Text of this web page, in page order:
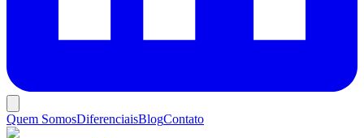
Quem SomosDiferenciaisBlogContato